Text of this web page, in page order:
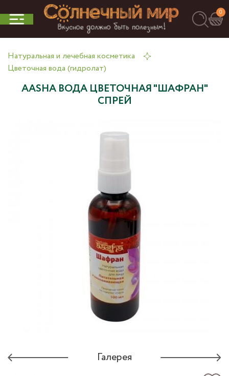
0
Натуральная и лечебная косметика
Цветочная вода (гидролат)
AASHA ВОДА ЦВЕТОЧНАЯ "ШАФРАН"
СПРЕЙ
Галерея